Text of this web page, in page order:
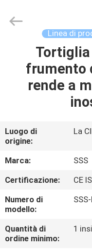
CASA.
PRODOTTI
SU
DI
NOI
VISITA
ALLA
FABBRICA
Machinery
Technology
Linea di
frumento
rende a
Luogo di
origine:
La
Marca:
SSS
Certificazione:
CE
Numero di
modello:
Quantità di
ordine minimo:
1